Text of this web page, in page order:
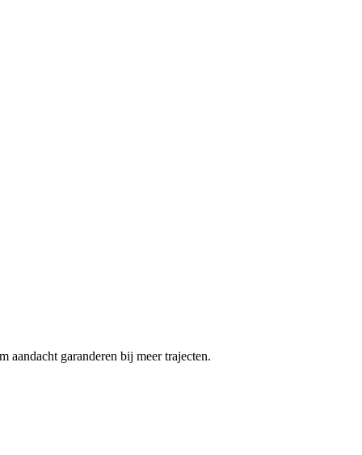
aandacht garanderen bij meer trajecten.